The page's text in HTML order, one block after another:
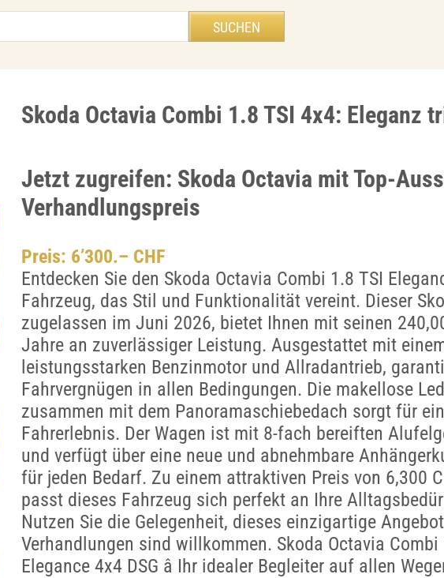
Skoda Octavia Combi 1.8 TSI 4x4: Eleganz
Jetzt zugreifen: Skoda Octavia mit Top-
Verhandlungspreis
Preis: 6’300.– CHF
Entdecken Sie den Skoda Octavia Combi 1.8 TSI
Fahrzeug, das Stil und Funktionalität vereint. Dieser
zugelassen im Juni 2026, bietet Ihnen mit seinen
Jahre an zuverlässiger Leistung. Ausgestattet mit
leistungsstarken Benzinmotor und Allradantrieb,
Fahrvergnügen in allen Bedingungen. Die makellose
zusammen mit dem Panoramaschiebedach sorgt für
Fahrerlebnis. Der Wagen ist mit 8-fach bereiften
und verfügt über eine neue und abnehmbare
für jeden Bedarf. Zu einem attraktiven Preis von 6,300
passt dieses Fahrzeug sich perfekt an Ihre
Nutzen Sie die Gelegenheit, dieses einzigartige
Verhandlungen sind willkommen. Skoda Octavia Combi
Elegance 4x4 DSG â Ihr idealer Begleiter auf allen